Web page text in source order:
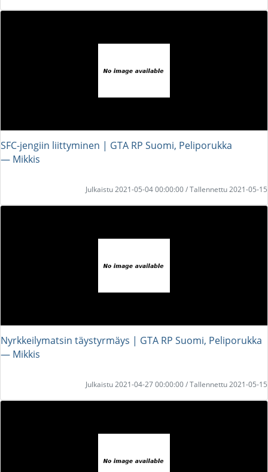
SFC-jengiin liittyminen | GTA RP Suomi, Peliporukka
― Mikkis
Julkaistu 2021-05-04 00:00:00 / Tallennettu 2021-05-15
Nyrkkeilymatsin täystyrmäys | GTA RP Suomi, Peliporukka
― Mikkis
Julkaistu 2021-04-27 00:00:00 / Tallennettu 2021-05-15